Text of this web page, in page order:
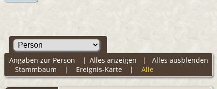
Alles anzeigen | Alles ausblenden
Angaben zur Person |
Stammbaum | Ereignis-Karte | Alle